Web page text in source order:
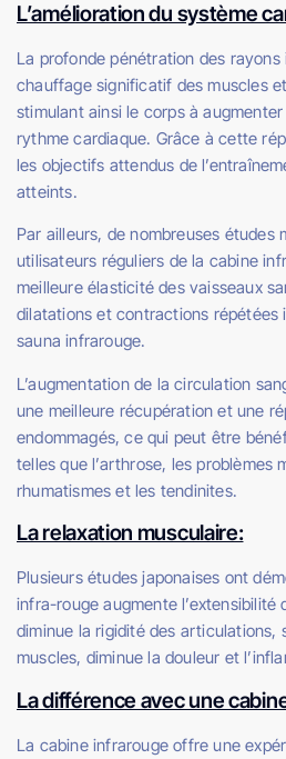
L’amélioration du système
La profonde pénétration des
chauffage significatif des muscles
stimulant ainsi le corps à
rythme cardiaque. Grâce à cette
les objectifs attendus de
atteints.
Par ailleurs, de nombreuses études
utilisateurs réguliers de la cabine
meilleure élasticité des vaisseaux
dilatations et contractions répétées
sauna infrarouge.
L’augmentation de la circulation
une meilleure récupération et une
endommagés, ce qui peut être
telles que l’arthrose, les problèmes
rhumatismes et les tendinites.
La relaxation musculaire:
Plusieurs études japonaises ont
infra-rouge augmente l’extensibilité
diminue la rigidité des articulations,
muscles, diminue la douleur et
La différence avec une
La cabine infrarouge offre une